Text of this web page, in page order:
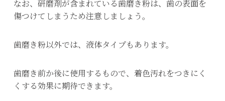
なお、研磨剤が含まれている歯磨き粉は、歯の表面を
傷つけてしまうため注意しましょう。
歯磨き粉以外では、液体タイプもあります。
歯磨き前か後に使用するもので、着色汚れをつきにく
くする効果に期待できます。